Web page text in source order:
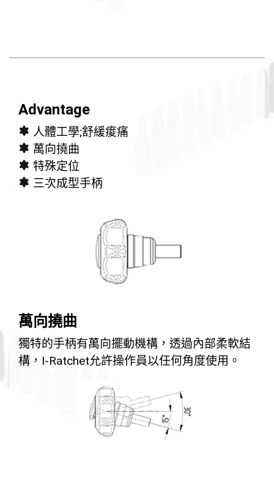
Advantage
人體工學;舒緩痠痛
萬向撓曲
特殊定位
三次成型手柄
萬向撓曲
獨特的手柄有萬向擺動機構，透過內部柔軟結
構，I-Ratchet允許操作員以任何角度使用。